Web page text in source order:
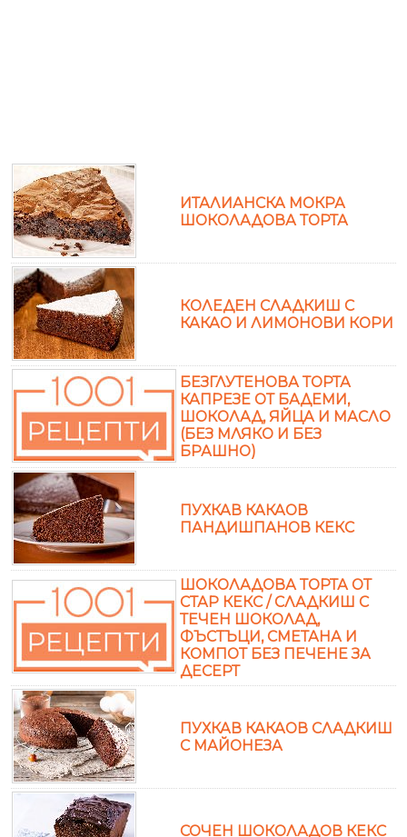
ИТАЛИАНСКА МОКРА
ШОКОЛАДОВА ТОРТА
КОЛЕДЕН СЛАДКИШ С
КАКАО И ЛИМОНОВИ КОРИ
БЕЗГЛУТЕНОВА ТОРТА
КАПРЕЗЕ ОТ БАДЕМИ,
ШОКОЛАД, ЯЙЦА И МАСЛО
(БЕЗ МЛЯКО И БЕЗ
БРАШНО)
ПУХКАВ КАКАОВ
ПАНДИШПАНОВ КЕКС
ШОКОЛАДОВА ТОРТА ОТ
СТАР КЕКС / СЛАДКИШ С
ТЕЧЕН ШОКОЛАД,
ФЪСТЪЦИ, СМЕТАНА И
КОМПОТ БЕЗ ПЕЧЕНЕ ЗА
ДЕСЕРТ
ПУХКАВ КАКАОВ СЛАДКИШ
С МАЙОНЕЗА
СОЧЕН ШОКОЛАДОВ КЕКС